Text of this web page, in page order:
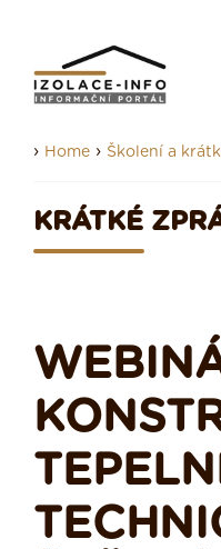
› Home › Školení a
KRÁTKÉ